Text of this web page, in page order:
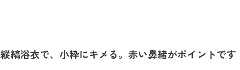
縦縞浴衣で、小粋にキメる。赤い鼻緒がポイントです